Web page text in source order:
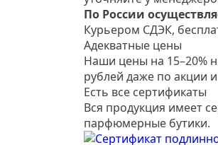
По России
Курьером СДЭК,
Адекватные цены
Наши цены на 15–20%
рублей даже по акции
Есть все сертификаты
Вся продукция имеет
парфюмерные бутики.